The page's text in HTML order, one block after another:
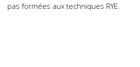
pas formées aux techniques RYE.